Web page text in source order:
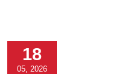
18
05, 2026